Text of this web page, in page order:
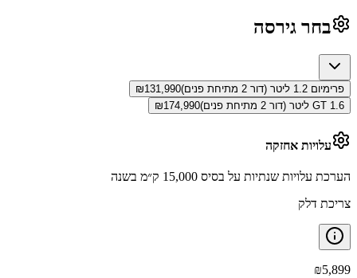
בחר גירסה
פרימיום 1.2 ליטר (דור 2 מתיחת פנים) ₪131,990
GT 1.6 ליטר (דור 2 מתיחת פנים)
₪174,990
עלויות אחזקה
הערכת עלויות שנתיות על בסיס 15,000 ק״מ בשנה
צריכת דלק
₪5,899